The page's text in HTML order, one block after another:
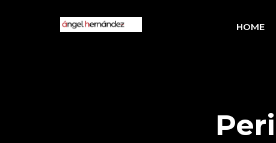
HOME